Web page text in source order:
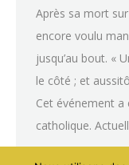
Après sa mort
encore voulu
jusqu’au bout. «
le côté ; et
Cet événement a
catholique.